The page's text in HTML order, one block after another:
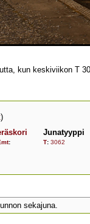
kun keskiviikon T
)
:
Junatyyppi
T: 3062
sekajuna.